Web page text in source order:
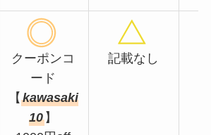
クーポンコ
ード
【 kawasaki
10 】
記載なし